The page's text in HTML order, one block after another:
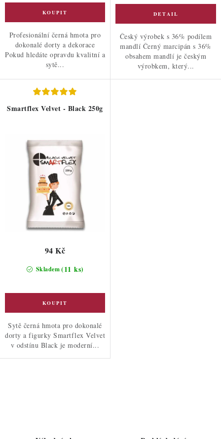
Profesionální černá hmota pro
dokonalé dorty a dekorace
Pokud hledáte opravdu kvalitní a
sytě...
Český výrobek s 36% podílem
mandlí Černý marcipán s 36%
obsahem mandlí je českým
výrobkem, který...
Smartflex Velvet - Black 250g
Skladem(11 ks)
94 Kč
Sytě černá hmota pro dokonalé
dorty a figurky Smartflex Velvet
v odstínu Black je moderní...